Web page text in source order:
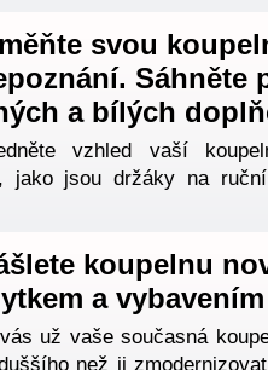
svou
Sáhněte
a bílých
vzhled vaší
jako jsou držáky na
koupelnu
a vybavením
už vaše současná
než ji